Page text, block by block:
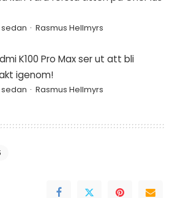
Rasmus Hellmyrs
K100 Pro Max ser ut att bli
igenom!
Rasmus Hellmyrs